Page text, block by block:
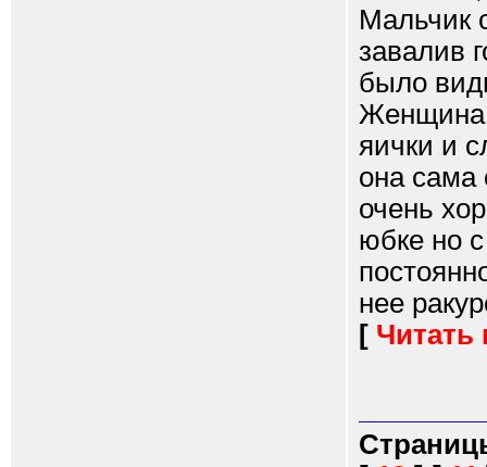
Мальчик
завалив
было
Женщина
яички и
она сама
очень
юбке но
нее
[ Читать